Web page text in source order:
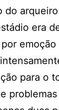
era
para o